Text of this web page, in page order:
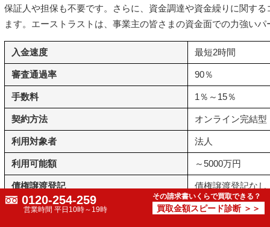
保証人や担保も不要です。さらに、資金調達や資金繰りに関す
ます。エーストラストは、事業主の皆さまの資金面での力強い
入金速度 最短2時間
審査通過率 90％
手数料 1％～15％
契約方法 オンライン完結型
利用対象者 法人
利用可能額 ～5000万円
債権譲渡登記 債権譲渡登記なし
身分証明書
0120-254-259
営業時間 平日10時～19時
その請求書いくらで買取できる？
買取金額スピード診断 ＞＞